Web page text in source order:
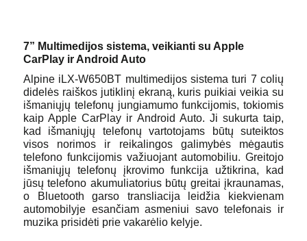
7” Multimedijos sistema, veikianti su Apple
CarPlay ir Android Auto
Alpine iLX-W650BT multimedijos sistema turi 7 colių
didelės raiškos jutiklinį ekraną, kuris puikiai veikia su
išmaniųjų telefonų jungiamumo funkcijomis, tokiomis
kaip Apple CarPlay ir Android Auto. Ji sukurta taip,
kad išmaniųjų telefonų vartotojams būtų suteiktos
visos norimos ir reikalingos galimybės mėgautis
telefono funkcijomis važiuojant automobiliu. Greitojo
išmaniųjų telefonų įkrovimo funkcija užtikrina, kad
jūsų telefono akumuliatorius būtų greitai įkraunamas,
o Bluetooth garso transliacija leidžia kiekvienam
automobilyje esančiam asmeniui savo telefonais ir
muzika prisidėti prie vakarėlio kelyje.